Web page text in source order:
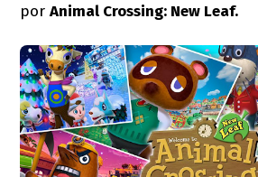
porAnimal Crossing: New Leaf.